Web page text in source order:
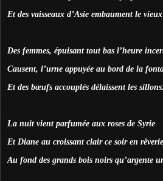
Et des vaisseaux d’Asie embaument le
Des femmes, épuisant tout bas l’heure
Causent, l’urne appuyée au bord de la
Et des bœufs accouplés délaissent les
La nuit vient parfumée aux roses de Syrie
Et Diane au croissant clair ce soir en
Au fond des grands bois noirs qu’argente